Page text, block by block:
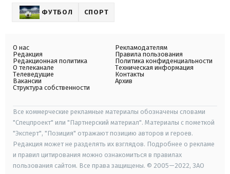
ФУТБОЛ СПОРТ
О нас
Редакция
Редакционная политика
О телеканале
Телеведущие
Вакансии
Структура собственности
Рекламодателям
Правила пользования
Политика конфиденциальности
Техническая информация
Контакты
Архив
Все коммерческие рекламные материалы обозначены словами
"Спецпроект" или "Партнерский материал". Материалы с пометкой
"Эксперт", "Позиция" отражают позицию авторов и героев.
Редакция может не разделять их взглядов. Подробнее о рекламе
и правил цитирования можно ознакомиться в правилах
пользования сайтом. Все права защищены. © 2005—2022, ЗАО